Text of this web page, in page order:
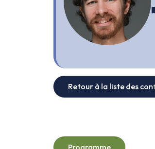
Retour à la liste des
Programme